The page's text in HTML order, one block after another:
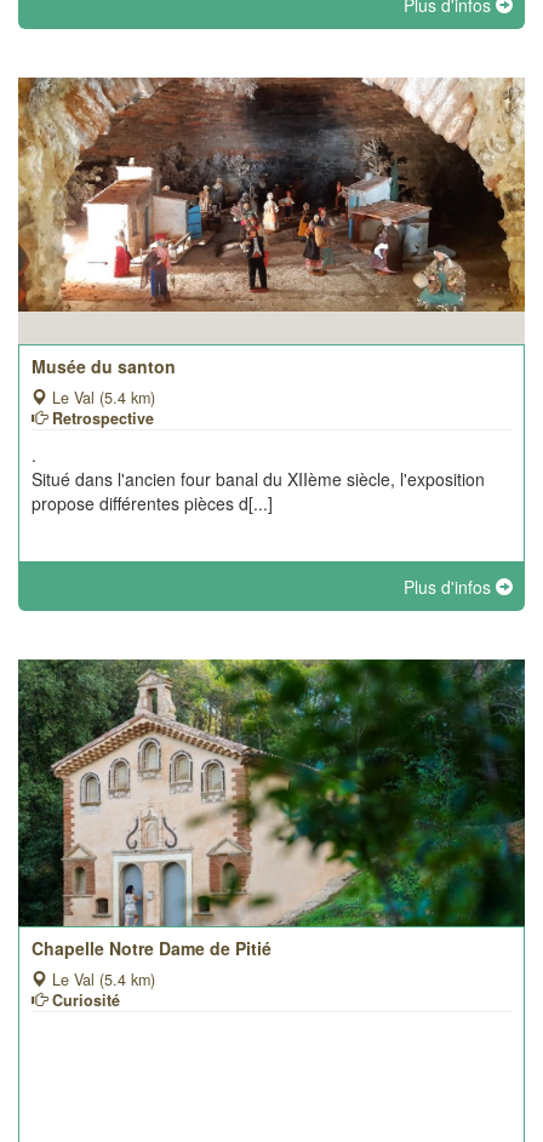
Plus d'infos
Musée du santon
Le Val (5.4 km)
Retrospective
.
Situé dans l'ancien four banal du XIIème siècle, l'exposition
propose différentes pièces d[...]
Plus d'infos
Chapelle Notre Dame de Pitié
Le Val (5.4 km)
Curiosité